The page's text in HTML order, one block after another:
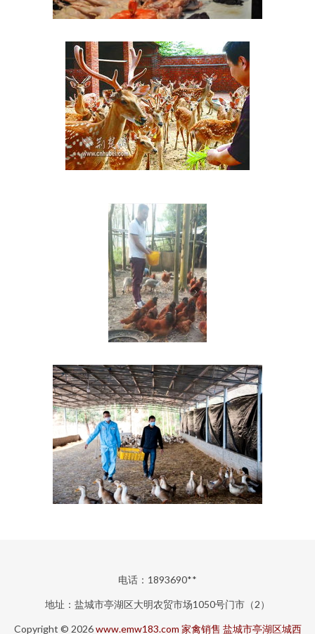
电话：1893690**
地址：盐城市亭湖区大明农贸市场1050号门市（2）
Copyright © 2026www.emw183.com 家禽销售 盐城市亭湖区城西